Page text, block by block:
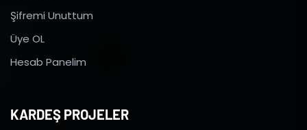
Şifremi Unuttum
Üye OL
Hesab Panelim
KARDEŞ PROJELER